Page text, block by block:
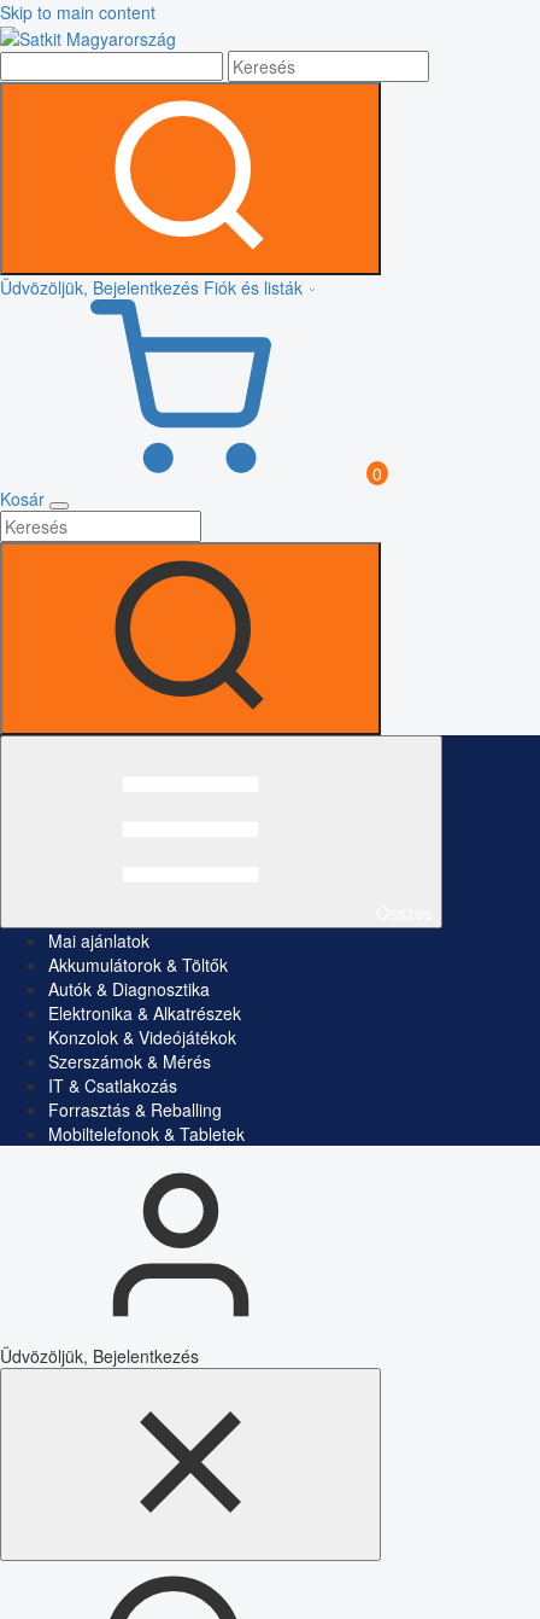
Skip to main content
Üdvözöljük, Bejelentkezés Fiók és listák
0
Kosár
Mai ajánlatok
Akkumulátorok & Töltők
Autók & Diagnosztika
Elektronika & Alkatrészek
Konzolok & Videójátékok
Szerszámok & Mérés
IT & Csatlakozás
Forrasztás & Reballing
Mobiltelefonok & Tabletek
Üdvözöljük, Bejelentkezés